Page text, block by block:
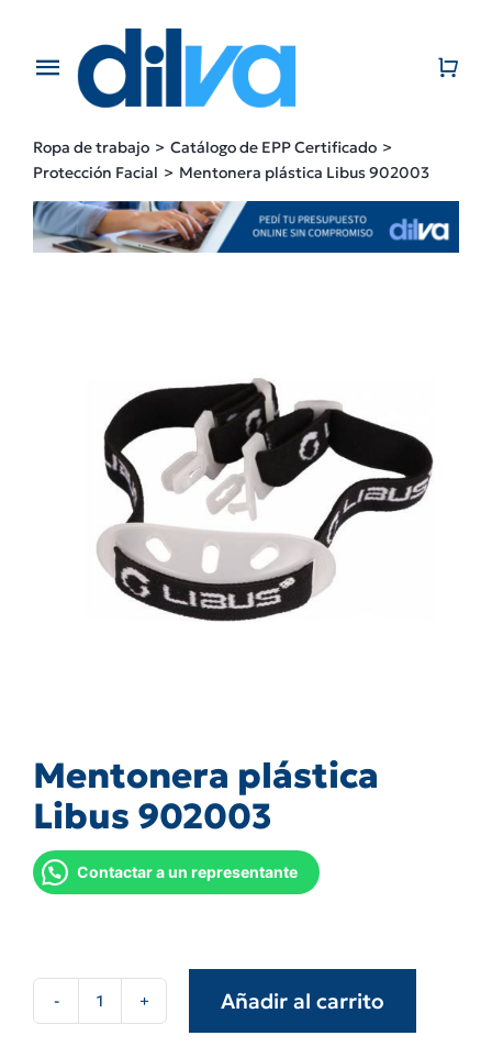
contentToggle
EMPRESA
PRODUCTOS
Ropa de trabajo
Catálogo de EPP Certificado
Protección Facial
Mentonera plástica Libus 902003
Mentonera plástica
Libus 902003
Contactar a un representante
Mentonera
Añadir al carrito